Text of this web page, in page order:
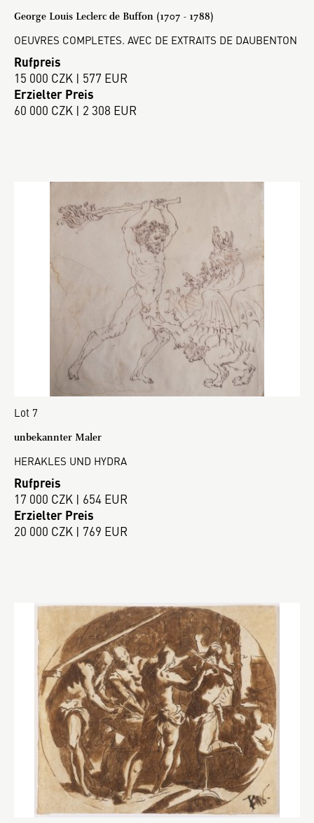
George Louis Leclerc de Buffon (1707 - 1788)
OEUVRES COMPLETES. AVEC DE EXTRAITS DE DAUBENTON
Rufpreis
15 000 CZK | 577 EUR
Erzielter Preis
60 000 CZK | 2 308 EUR
Lot 7
unbekannter Maler
HERAKLES UND HYDRA
Rufpreis
17 000 CZK | 654 EUR
Erzielter Preis
20 000 CZK | 769 EUR